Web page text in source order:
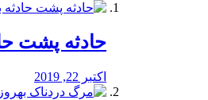
️حادثه پشت
اکتبر 22, 2019